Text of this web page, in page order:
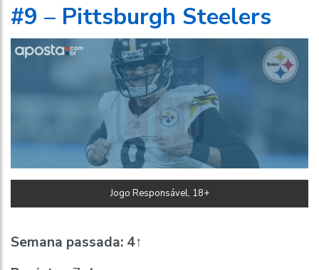
#9 – Pittsburgh Steelers
Jogo Responsável, 18+
Semana passada: 4↑